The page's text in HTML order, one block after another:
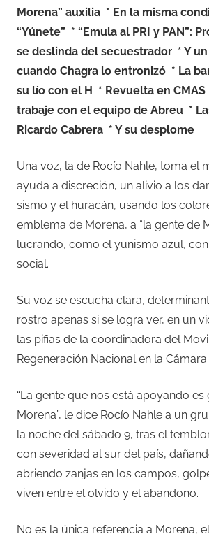
Morena” auxilia * En la misma
“Yúnete” * “Emula al PRI y PAN”:
se deslinda del secuestrador * Y
cuando Chagra lo entronizó * La
su lío con el H * Revuelta en CMAS
trabaje con el equipo de Abreu *
Ricardo Cabrera * Y su desplome
Una voz, la de Rocío Nahle, toma el
ayuda a discreción, un alivio a los
sismo y el huracán, usando los
emblema de Morena, a “la gente de
lucrando, como el yunismo azul,
social.
Su voz se escucha clara,
rostro apenas si se logra ver, en un
las pifias de la coordinadora del
Regeneración Nacional en la
“La gente que nos está apoyando es
Morena”, le dice Rocío Nahle a un
la noche del sábado 9, tras el
con severidad al sur del país,
abriendo zanjas en los campos,
viven entre el olvido y el abandono.
No es la única referencia a Morena,